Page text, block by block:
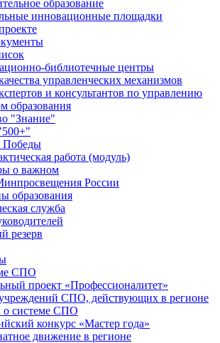
образование
инновационные площадки
библиотечные центры
управленческих механизмов
и консультантов по управлению
образования
"Знание"
Победы
работа (модуль)
о важном
России
образования
служба
резерв
СПО
проект «Профессионалитет»
СПО, действующих в регионе
о системе СПО
конкурс «Мастер года»
движение в регионе